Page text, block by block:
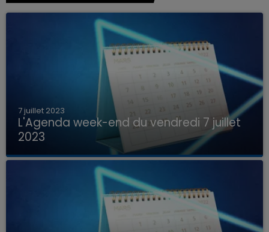
7 juillet 2023
L'Agenda week-end du vendredi 7 juillet
2023
Que faire ce week-end dans les hauts-de-
France, la Marne et les Ardennes ?